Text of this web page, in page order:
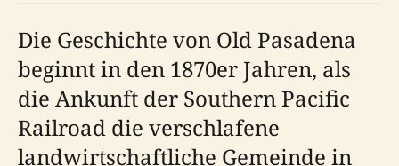
Die Geschichte von Old Pasadena
beginnt in den 1870er Jahren, als
die Ankunft der Southern Pacific
Railroad die verschlafene
landwirtschaftliche Gemeinde in